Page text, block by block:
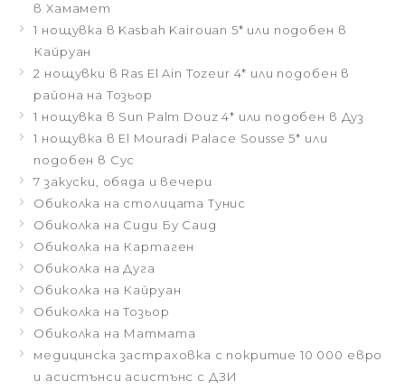
в Хамамет
1 нощувка в Kasbah Kairouan 5* или подобен в
Кайруан
2 нощувки в Ras El Ain Tozeur 4* или подобен в
района на Тозьор
1 нощувка в Sun Palm Douz 4* или подобен в Дуз
1 нощувка в El Mouradi Palace Sousse 5* или
подобен в Сус
7 закуски, обяда и вечери
Обиколка на столицата Тунис
Обиколка на Сиди Бу Саид
Обиколка на Картаген
Обиколка на Дуга
Обиколка на Кайруан
Обиколка на Тозьор
Обиколка на Матмата
медицинска застраховка с покритие 10 000 евро
и асистънси асистънс с ДЗИ